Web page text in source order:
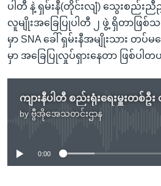
ပါတီ နဲ့ ရှမ်းနီ(တိုင်းလျံ) သွေးစည်းညီ
လူမျိုးအခြေပြုပါတီ ၂ ဖွဲ့ ရှိတာဖြ
မှာ SNA ခေါ် ရှမ်းနီအမျိုးသား
မှာ အခြေပြုလှုပ်ရှားနေတာ ဖြစ်ပါတ
by ဗွီအိုအေသတင်းဌာန
No media source
0:00